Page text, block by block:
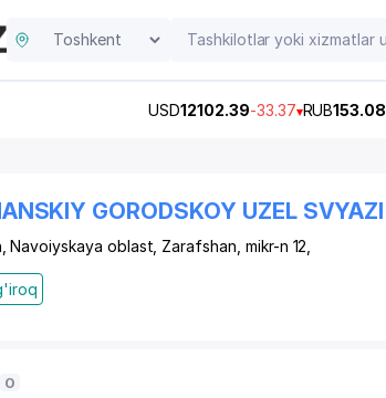
USD12102.39-33.37 RUB153.08
GORODSKOY UZEL SVYAZI
Navoiyskaya oblast, Zarafshan, mikr-n 12
0